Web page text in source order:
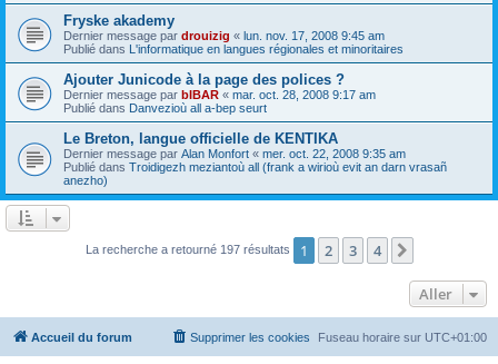
Fryske akademy
Dernier message par drouizig « lun. nov. 17, 2008 9:45 am
Publié dans L'informatique en langues régionales et minoritaires
Ajouter Junicode à la page des polices ?
Dernier message par bIBAR « mar. oct. 28, 2008 9:17 am
Publié dans Danvezioù all a-bep seurt
Le Breton, langue officielle de KENTIKA
Dernier message par Alan Monfort « mer. oct. 22, 2008 9:35 am
Publié dans Troidigezh meziantoù all (frank a wirioù evit an darn vrasañ
anezho)
La recherche a retourné 197 résultats 1 2 3 4
Aller
Accueil du forum Fuseau horaire sur UTC+01:00
Supprimer les cookies